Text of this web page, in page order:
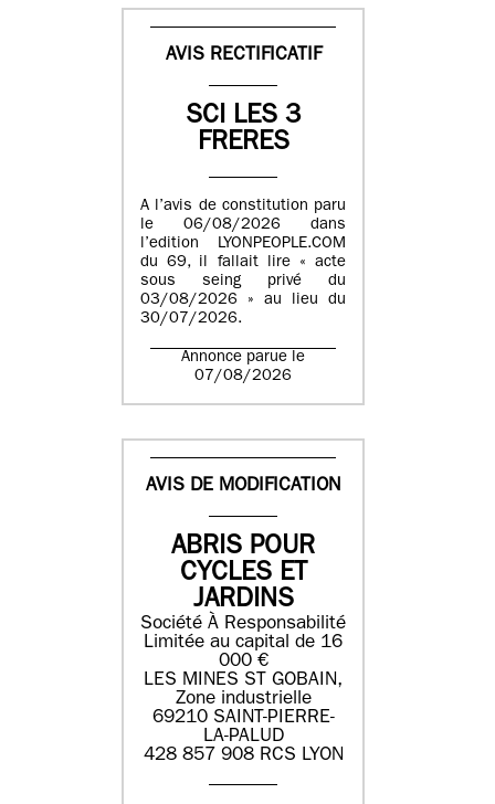
AVIS RECTIFICATIF
SCI LES 3
FRERES
A l’avis de constitution paru
le 06/08/2026 dans
l’edition LYONPEOPLE.COM
du 69, il fallait lire « acte
sous seing privé du
03/08/2026 » au lieu du
30/07/2026.
Annonce parue le
07/08/2026
AVIS DE MODIFICATION
ABRIS POUR
CYCLES ET
JARDINS
Société À Responsabilité
Limitée au capital de 16
000 €
LES MINES ST GOBAIN,
Zone industrielle
69210 SAINT-PIERRE-
LA-PALUD
428 857 908 RCS LYON